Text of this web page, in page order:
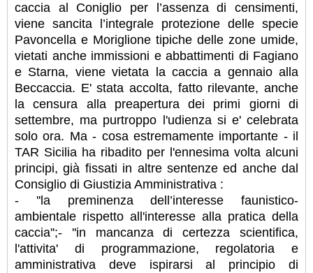
caccia al Coniglio per l’assenza di censimenti,
viene sancita l’integrale protezione delle specie
Pavoncella e Moriglione tipiche delle zone umide,
vietati anche immissioni e abbattimenti di Fagiano
e Starna, viene vietata la caccia a gennaio alla
Beccaccia. E' stata accolta, fatto rilevante, anche
la censura alla preapertura dei primi giorni di
settembre, ma purtroppo l'udienza si e' celebrata
solo ora. Ma - cosa estremamente importante - il
TAR Sicilia ha ribadito per l'ennesima volta alcuni
principi, già fissati in altre sentenze ed anche dal
Consiglio di Giustizia Amministrativa :
- ''la preminenza dell’interesse faunistico-
ambientale rispetto all'interesse alla pratica della
caccia'';- ''in mancanza di certezza scientifica,
l'attivita' di programmazione, regolatoria e
amministrativa deve ispirarsi al principio di